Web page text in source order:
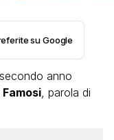
su Google
anno
Famosi, parola di